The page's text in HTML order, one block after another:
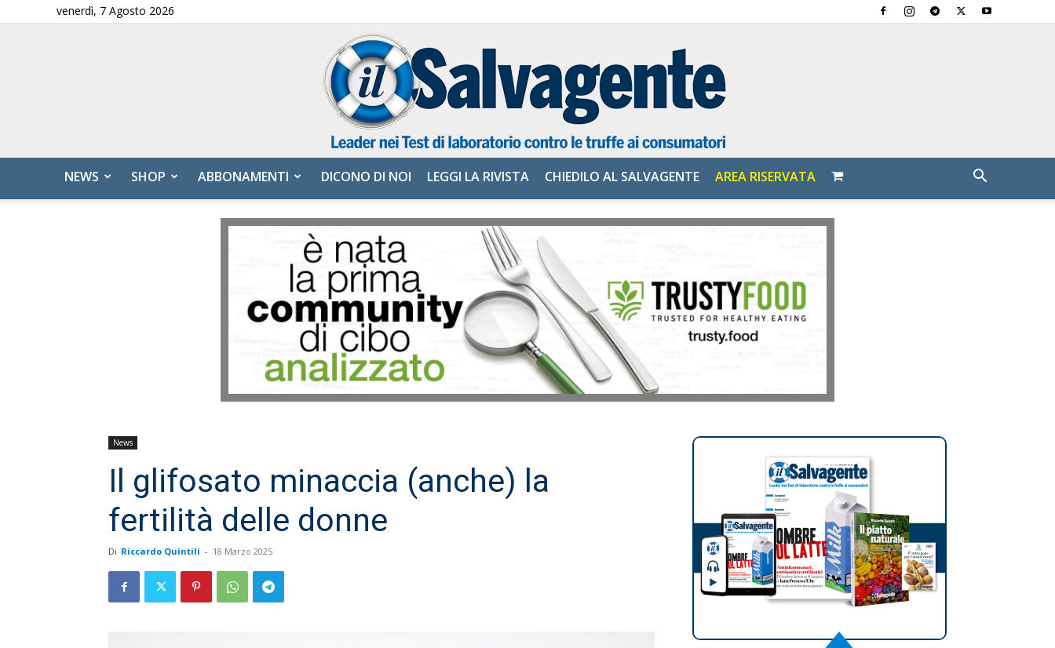
venerdì, 7 Agosto 2026
Salvagente
NEWS SHOP ABBONAMENTI DICONO DI NOI LEGGI LA RIVISTA CHIEDILO AL SALVAGENTE AREA RISERVATA
News
Il glifosato minaccia (anche) la
fertilità delle donne
Di Riccardo Quintili - 18 Marzo 2025